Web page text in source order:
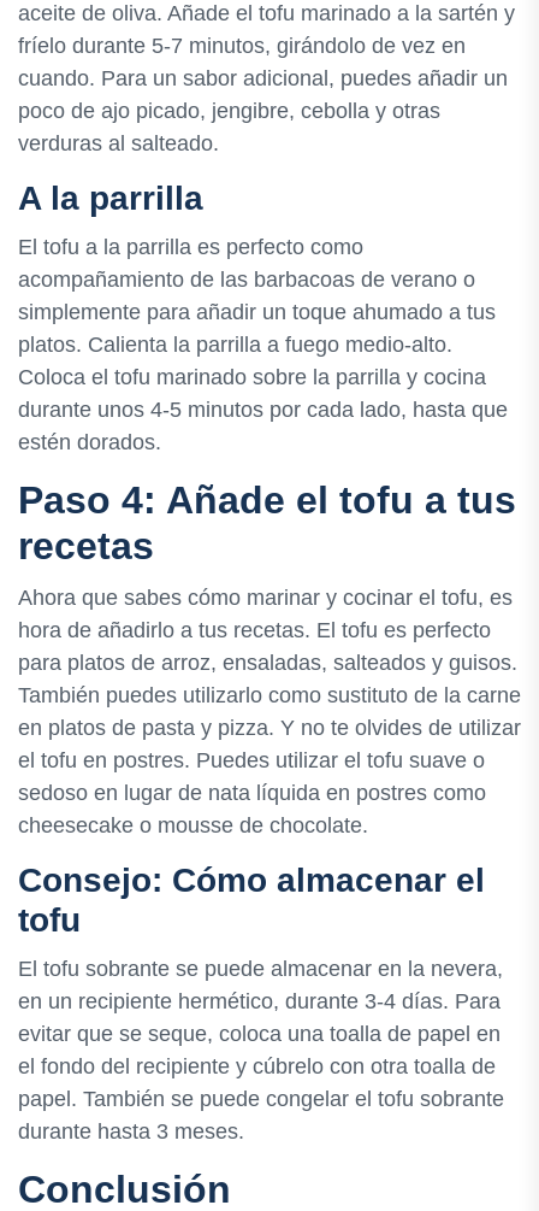
aceite de oliva. Añade el tofu marinado a la sartén y
fríelo durante 5-7 minutos, girándolo de vez en
cuando. Para un sabor adicional, puedes añadir un
poco de ajo picado, jengibre, cebolla y otras
verduras al salteado.
A la parrilla
El tofu a la parrilla es perfecto como
acompañamiento de las barbacoas de verano o
simplemente para añadir un toque ahumado a tus
platos. Calienta la parrilla a fuego medio-alto.
Coloca el tofu marinado sobre la parrilla y cocina
durante unos 4-5 minutos por cada lado, hasta que
estén dorados.
Paso 4: Añade el tofu a tus
recetas
Ahora que sabes cómo marinar y cocinar el tofu, es
hora de añadirlo a tus recetas. El tofu es perfecto
para platos de arroz, ensaladas, salteados y guisos.
También puedes utilizarlo como sustituto de la carne
en platos de pasta y pizza. Y no te olvides de utilizar
el tofu en postres. Puedes utilizar el tofu suave o
sedoso en lugar de nata líquida en postres como
cheesecake o mousse de chocolate.
Consejo: Cómo almacenar el
tofu
El tofu sobrante se puede almacenar en la nevera,
en un recipiente hermético, durante 3-4 días. Para
evitar que se seque, coloca una toalla de papel en
el fondo del recipiente y cúbrelo con otra toalla de
papel. También se puede congelar el tofu sobrante
durante hasta 3 meses.
Conclusión